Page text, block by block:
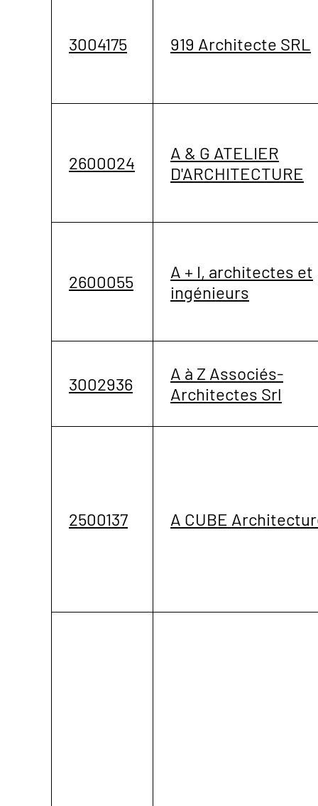
3004175 919 Architecte SRL
2600024
A & G ATELIER
D'ARCHITECTURE
2600055
A + I, architectes et
ingénieurs
3002936
A à Z Associés-
Architectes Srl
2500137 A CUBE